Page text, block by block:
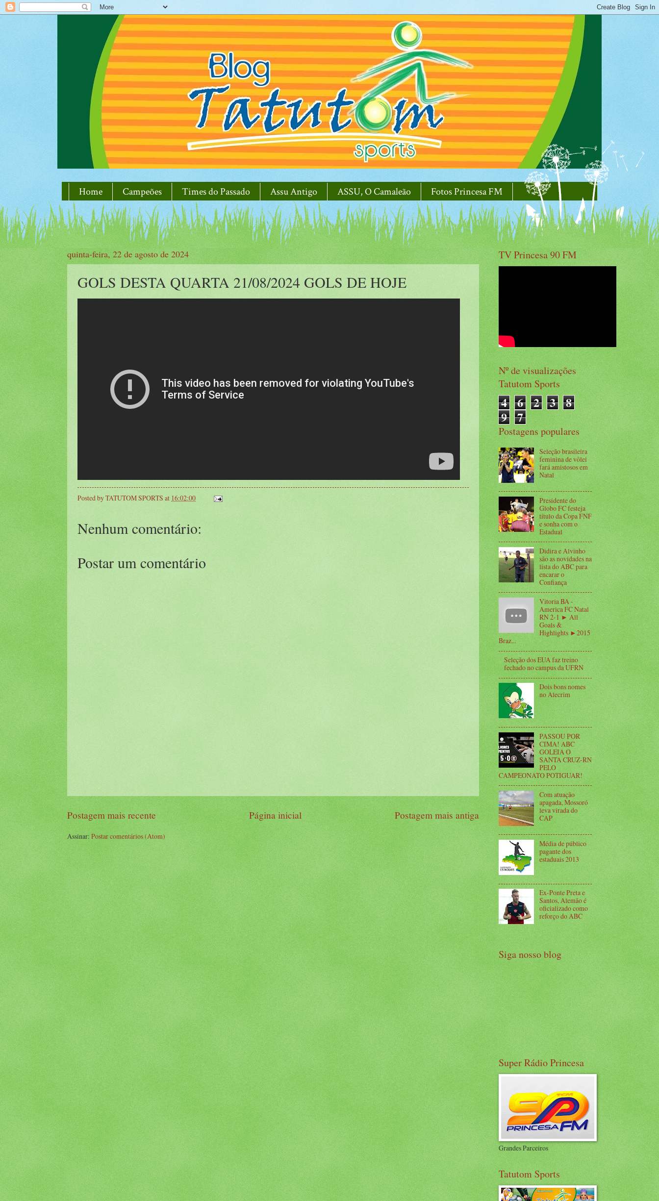
Home Campeões Times do Passado Assu Antigo ASSU, O Camaleão Fotos Princesa FM
quinta-feira, 22 de agosto de 2024
GOLS DESTA QUARTA 21/08/2024 GOLS DE HOJE
Posted byTATUTOM SPORTS at 16:02:00
Nenhum comentário:
Postar um comentário
Postagem mais recente Postagem mais antiga
Página inicial
Assinar:Postar comentários (Atom)
TV Princesa 90 FM
Nº de visualizações
Tatutom Sports
4 6 2 3 8
9 7
Postagens populares
Seleção brasileira
feminina de vôlei
fará amistosos em
Natal
Presidente do
Globo FC festeja
título da Copa FNF
e sonha com o
Estadual
Didira e Alvinho
são as novidades na
lista do ABC para
encarar o
Confiança
Vitoria BA -
America FC Natal
RN 2-1 ► All
Goals &
Highlights ►2015
Braz...
Seleção dos EUA faz treino
fechado no campus da UFRN
Dois bons nomes
no Alecrim
PASSOU POR
CIMA! ABC
GOLEIA O
SANTA CRUZ-RN
PELO
CAMPEONATO POTIGUAR!
Com atuação
apagada, Mossoró
leva virada do
CAP
Média de público
pagante dos
estaduais 2013
Ex-Ponte Preta e
Santos, Alemão é
oficializado como
reforço do ABC
Siga nosso blog
Super Rádio Princesa
Grandes Parceiros
Tatutom Sports